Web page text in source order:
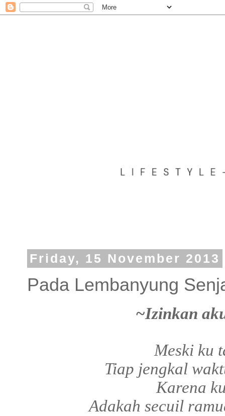
Friday, 15 November 2013
Pada Lembanyung
~Izinkan
Meski ku
Tiap jengkal
Karena
Adakah secuil